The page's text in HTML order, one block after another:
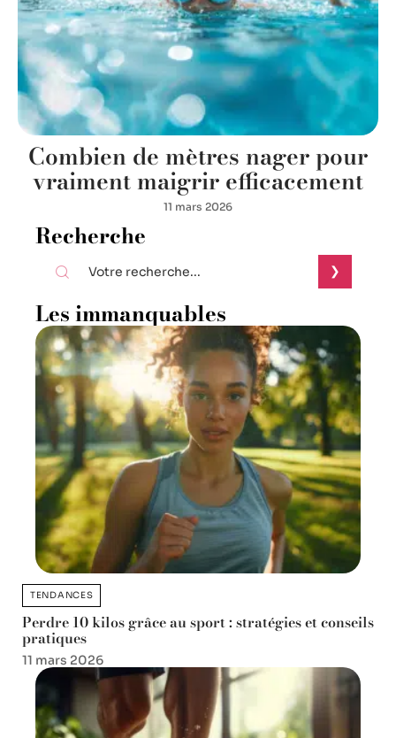
Combien de mètres nager pour
vraiment maigrir efficacement
11 mars 2026
Recherche
Les immanquables
TENDANCES
Perdre 10 kilos grâce au sport : stratégies et conseils
pratiques
11 mars 2026